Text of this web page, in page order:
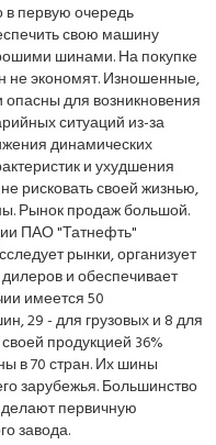
в первую очередь
свою машину
шинами. На покупке
не экономят. Изношенные,
опасны для возникновения
ситуаций из-за
динамических
и ухудшения
рисковать своей жизнью,
Рынок продаж большой.
ПАО "Татнефть"
рынки, организует
и обеспечивает
имеется 50
29 - для грузовых и 8 для
продукцией 36%
в 70 стран. Их шины
зарубежья. Большинство
первичную
завода.